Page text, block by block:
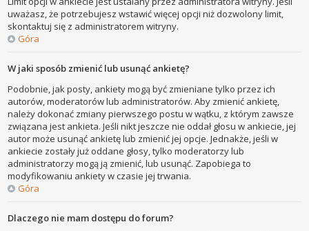
uważasz, że potrzebujesz wstawić więcej opcji niż dozwolony limit,
skontaktuj się z administratorem witryny.
Góra
W jaki sposób zmienić lub usunąć ankietę?
Podobnie, jak posty, ankiety mogą być zmieniane tylko przez ich
autorów, moderatorów lub administratorów. Aby zmienić ankietę,
należy dokonać zmiany pierwszego postu w wątku, z którym zawsze
związana jest ankieta. Jeśli nikt jeszcze nie oddał głosu w ankiecie, jej
autor może usunąć ankietę lub zmienić jej opcje. Jednakże, jeśli w
ankiecie zostały już oddane głosy, tylko moderatorzy lub
administratorzy mogą ją zmienić, lub usunąć. Zapobiega to
modyfikowaniu ankiety w czasie jej trwania.
Góra
Dlaczego nie mam dostępu do forum?